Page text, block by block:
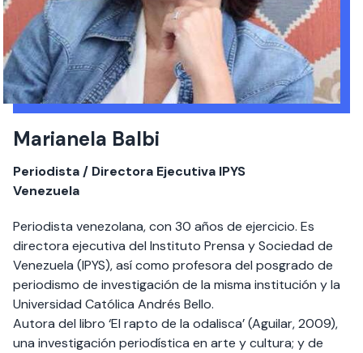
Marianela Balbi
Periodista / Directora Ejecutiva IPYS
Venezuela
Periodista venezolana, con 30 años de ejercicio. Es
directora ejecutiva del Instituto Prensa y Sociedad de
Venezuela (IPYS), así como profesora del posgrado de
periodismo de investigación de la misma institución y la
Universidad Católica Andrés Bello.
Autora del libro ‘El rapto de la odalisca’ (Aguilar, 2009),
una investigación periodística en arte y cultura; y de